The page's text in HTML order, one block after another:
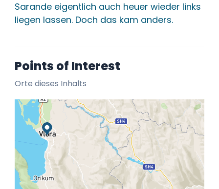
Sarande eigentlich auch heuer wieder links
liegen lassen. Doch das kam anders.
Points of Interest
Orte dieses Inhalts